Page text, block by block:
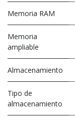
Memoria RAM
Memoria
ampliable
Almacenamiento
Tipo de
almacenamiento